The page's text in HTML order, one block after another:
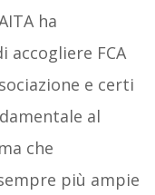
ha
accogliere FCA
e certi
al
che
più ampie